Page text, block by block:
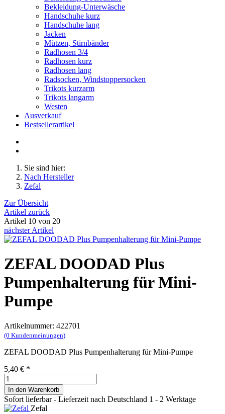
Bekleidung-Unterwäsche
Handschuhe kurz
Handschuhe lang
Jacken
Mützen, Stirnbänder
Radhosen 3/4
Radhosen kurz
Radhosen lang
Radsocken, Windstoppersocken
Trikots kurzarm
Trikots langarm
Westen
Ausverkauf
Bestsellerartikel
Sie sind hier:
Nach Hersteller
Zefal
Zur Übersicht
Artikel zurück
Artikel 10 von 20
nächster Artikel
ZEFAL DOODAD Plus
Pumpenhalterung für Mini-
Pumpe
Artikelnummer: 422701
(0 Kundenmeinungen)
ZEFAL DOODAD Plus Pumpenhalterung für Mini-Pumpe
5,40 € *
In den Warenkorb
Sofort lieferbar - Lieferzeit nach Deutschland 1 - 2 Werktage
Zefal